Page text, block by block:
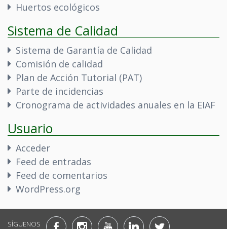
Huertos ecológicos
Sistema de Calidad
Sistema de Garantía de Calidad
Comisión de calidad
Plan de Acción Tutorial (PAT)
Parte de incidencias
Cronograma de actividades anuales en la EIAF
Usuario
Acceder
Feed de entradas
Feed de comentarios
WordPress.org
SÍGUENOS